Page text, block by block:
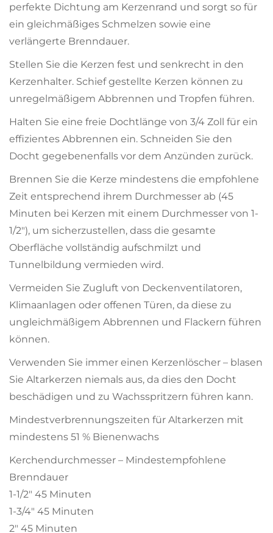
perfekte Dichtung am Kerzenrand und sorgt so für
ein gleichmäßiges Schmelzen sowie eine
verlängerte Brenndauer.
Stellen Sie die Kerzen fest und senkrecht in den
Kerzenhalter. Schief gestellte Kerzen können zu
unregelmäßigem Abbrennen und Tropfen führen.
Halten Sie eine freie Dochtlänge von 3/4 Zoll für ein
effizientes Abbrennen ein. Schneiden Sie den
Docht gegebenenfalls vor dem Anzünden zurück.
Brennen Sie die Kerze mindestens die empfohlene
Zeit entsprechend ihrem Durchmesser ab (45
Minuten bei Kerzen mit einem Durchmesser von 1-
1/2"), um sicherzustellen, dass die gesamte
Oberfläche vollständig aufschmilzt und
Tunnelbildung vermieden wird.
Vermeiden Sie Zugluft von Deckenventilatoren,
Klimaanlagen oder offenen Türen, da diese zu
ungleichmäßigem Abbrennen und Flackern führen
können.
Verwenden Sie immer einen Kerzenlöscher – blasen
Sie Altarkerzen niemals aus, da dies den Docht
beschädigen und zu Wachsspritzern führen kann.
Mindestverbrennungszeiten für Altarkerzen mit
mindestens 51 % Bienenwachs
Kerchendurchmesser – Mindestempfohlene
Brenndauer
1-1/2" 45 Minuten
1-3/4" 45 Minuten
2" 45 Minuten